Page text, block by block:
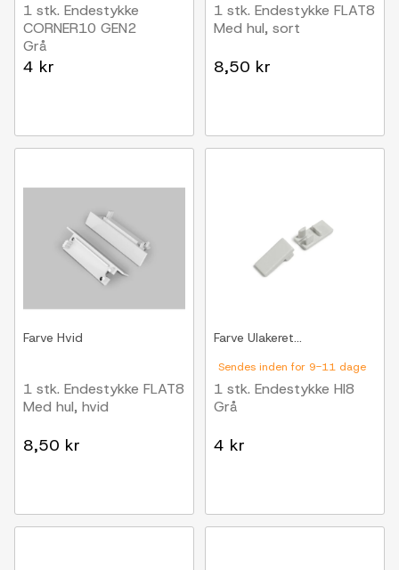
1 stk. Endestykke
CORNER10 GEN2
Grå
4 kr
1 stk. Endestykke FLAT8
Med hul, sort
8,50 kr
Farve Hvid
1 stk. Endestykke FLAT8
Med hul, hvid
8,50 kr
Sendes inden for 9-11 dage
Farve Ulakeret...
1 stk. Endestykke HI8
Grå
4 kr